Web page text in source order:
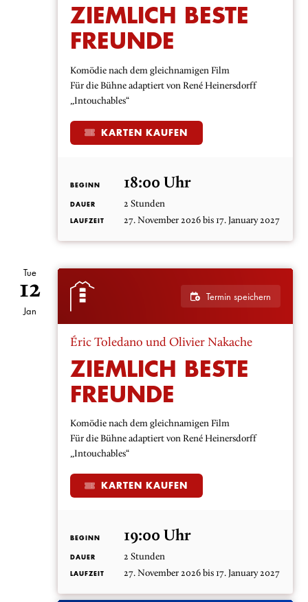
ZIEMLICH BESTE
FREUNDE
Komödie nach dem gleichnamigen Film
Für die Bühne adaptiert von René Heinersdorff
„Intouchables“
KARTEN KAUFEN
BEGINN 18:00 Uhr
DAUER 2 Stunden
LAUFZEIT 27. November 2026 bis 17. January 2027
Tue
12
Jan
Termin speichern
Éric Toledano und Olivier Nakache
ZIEMLICH BESTE
FREUNDE
Komödie nach dem gleichnamigen Film
Für die Bühne adaptiert von René Heinersdorff
„Intouchables“
KARTEN KAUFEN
BEGINN 19:00 Uhr
DAUER 2 Stunden
LAUFZEIT 27. November 2026 bis 17. January 2027